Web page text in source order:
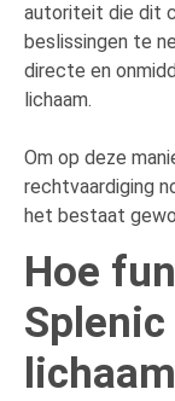
autoriteit die dit
beslissingen te
directe en
lichaam.
Om op deze
rechtvaardiging
het bestaat
Hoe